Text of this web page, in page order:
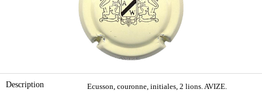
Description Ecusson, couronne, initiales, 2 lions. AVIZE.